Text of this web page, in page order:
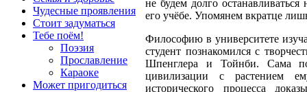
Чудесные проявления
Стоит задуматься
Тебе поём!
Поэзия
Прославление
Караоке
Может пригодиться
не будем долго
его учёбе. Упомянем вкратце
Философию в университете
студент познакомился с
Шпенглера и Тойнби. Сама
цивилизации с растением
исторического процесса